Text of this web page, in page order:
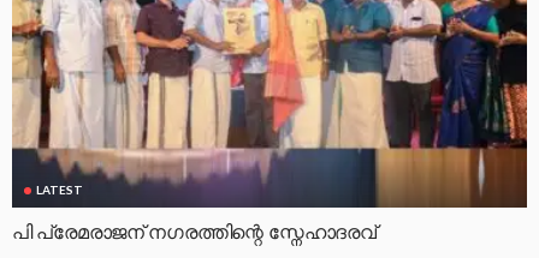
LATEST
പി പ്രേമരാജന് നഗരത്തിന്റെ സ്നേഹാദരവ്